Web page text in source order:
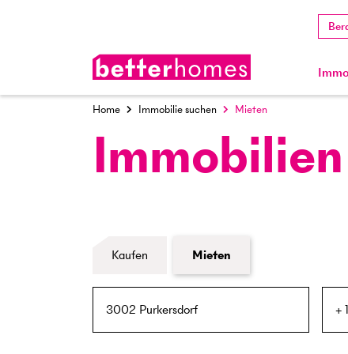
Home Immobilie suchen Mieten
Formular Immobiliensuche
Kaufen
Mieten